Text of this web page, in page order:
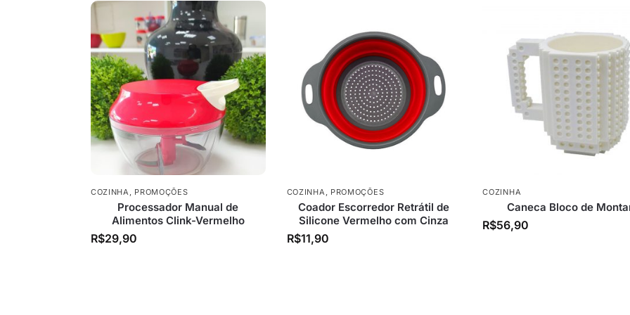
COZINHA, PROMOÇÕES
Processador Manual de
Alimentos Clink-Vermelho
R$29,90
COZINHA, PROMOÇÕES
Coador Escorredor Retrátil de
Silicone Vermelho com Cinza
R$11,90
COZINHA
Caneca Bloco de
R$56,90